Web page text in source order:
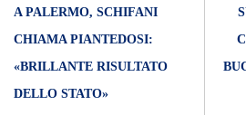
A PALERMO, SCHIFANI
CHIAMA PIANTEDOSI:
«BRILLANTE RISULTATO
DELLO STATO»